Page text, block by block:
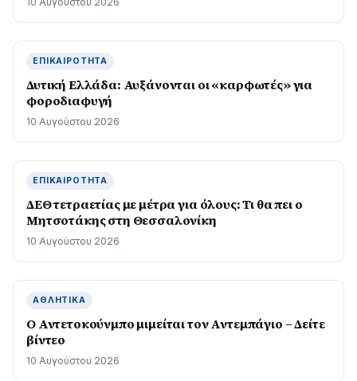
ΕΠΙΚΑΙΡΌΤΗΤΑ
Δυτική Ελλάδα: Αυξάνονται οι «καρφωτές» για
φοροδιαφυγή
10 Αυγούστου 2026
ΕΠΙΚΑΙΡΌΤΗΤΑ
ΔΕΘ τετραετίας με μέτρα για όλους: Τι θα πει ο
Μητσοτάκης στη Θεσσαλονίκη
10 Αυγούστου 2026
ΑΘΛΗΤΙΚΆ
Ο Αντετοκούνμπο μιμείται τον Αντεμπάγιο – Δείτε
βίντεο
10 Αυγούστου 2026